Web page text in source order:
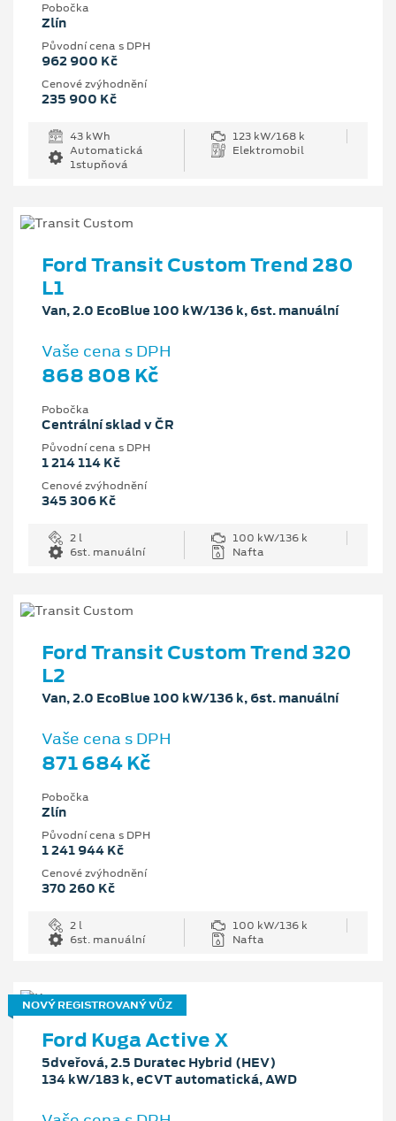
Pobočka
Zlín
Původní cena s DPH
962 900 Kč
Cenové zvýhodnění
235 900 Kč
43 kWh
123 kW/168 k
Automatická
1stupňová
Elektromobil
Ford Transit Custom Trend 280
L1
Van, 2.0 EcoBlue 100 kW/136 k, 6st. manuální
Vaše cena s DPH
868 808 Kč
Pobočka
Centrální sklad v ČR
Původní cena s DPH
1 214 114 Kč
Cenové zvýhodnění
345 306 Kč
2 l
100 kW/136 k
6st. manuální
Nafta
Ford Transit Custom Trend 320
L2
Van, 2.0 EcoBlue 100 kW/136 k, 6st. manuální
Vaše cena s DPH
871 684 Kč
Pobočka
Zlín
Původní cena s DPH
1 241 944 Kč
Cenové zvýhodnění
370 260 Kč
2 l
100 kW/136 k
6st. manuální
Nafta
NOVÝ REGISTROVANÝ VŮZ
Ford Kuga Active X
5dveřová, 2.5 Duratec Hybrid (HEV)
134 kW/183 k, eCVT automatická, AWD